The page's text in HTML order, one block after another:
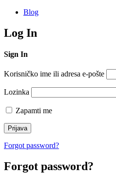
Blog
Log In
Sign In
Korisničko ime ili adresa e-pošte
Lozinka
Zapamti me
Forgot password?
Forgot password?